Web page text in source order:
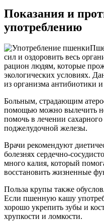
Показания и
употреблению
сил и оздоровить весь
рацион людям, которые
экологических условиях.
из организма антибиотики
Больным, страдающим
помощью можно вылечить
помочь в лечении сахарного
поджелудочной железы.
Врачи рекомендуют
болезнях сердечно-
много калия, который
восстановить жизненные
Польза крупы также
Если пшенную кашу
хорошо укрепить зубы и
хрупкости и ломкости.